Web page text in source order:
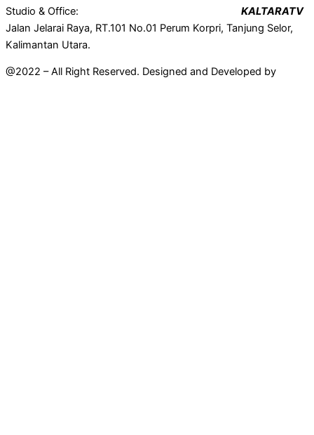
Studio & Office: KALTARATV
Jalan Jelarai Raya, RT.101 No.01 Perum Korpri, Tanjung Selor,
Kalimantan Utara.
@2022 – All Right Reserved. Designed and Developed by